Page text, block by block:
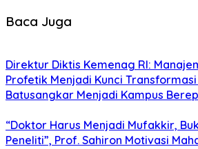
Baca Juga
Direktur Diktis Kemenag RI:
Profetik Menjadi Kunci Transformasi
Batusangkar Menjadi Kampus
“Doktor Harus Menjadi Mufakkir,
Peneliti”, Prof. Sahiron Motivasi